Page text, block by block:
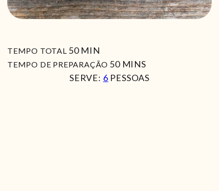
TEMPO TOTAL 50MIN
MIN
TEMPO DE PREPARAÇÃO 50MIN
MINS
SERVE: 6 PESSOAS